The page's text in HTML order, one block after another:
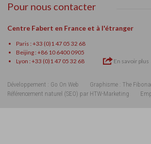
Pour nous contacter
Centre Fabert en France et à l'étranger
Paris : +33 (0)1 47 05 32 68
Beijing : +86 10 6400 0905
Lyon : +33 (0)1 47 05 32 68
En savoir plus
Développement : Go On Web Graphisme : The
Référencement naturel (SEO) par HTW-Marketing